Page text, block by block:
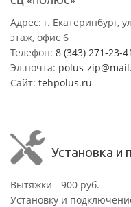
Адрес: г. Екатеринбург,
этаж, офис 6
Телефон: 8 (343) 271-23-41
Эл.почта: polus-
Сайт: tehpolus.ru
Установка и
Вытяжки - 900 руб.
Установку и